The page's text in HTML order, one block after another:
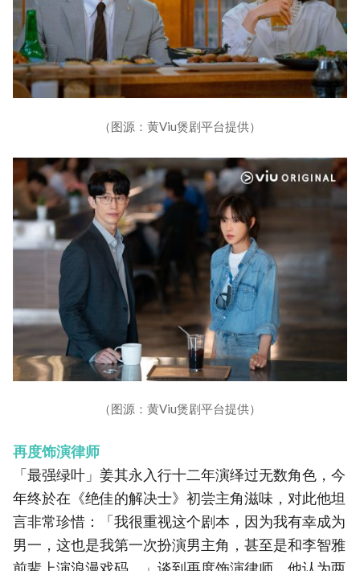
（图源：黄Viu煲剧平台提供）
（图源：黄Viu煲剧平台提供）
再度饰演律师
「最强绿叶」姜其永入行十二年演绎过无数角色，今
年终於在《绝佳的解决士》初尝主角滋味，对此他坦
言非常珍惜：「我很重视这个剧本，因为我有幸成为
男一，这也是我第一次扮演男主角，甚至是和李智雅